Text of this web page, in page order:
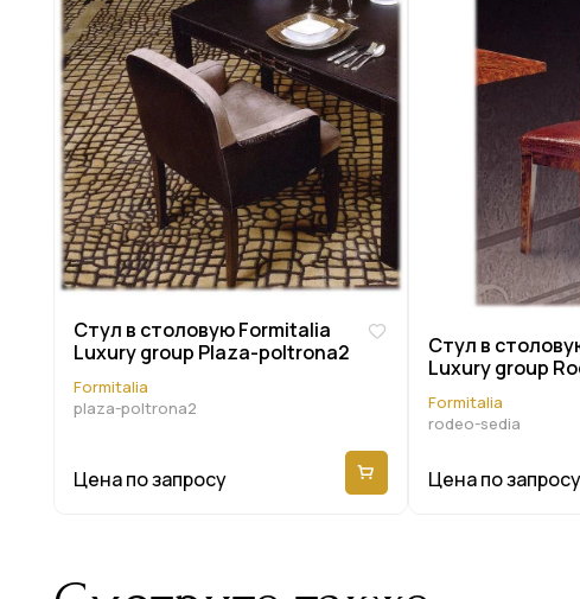
Стул в столовую Formitalia
Luxury group Plaza-poltrona2
Formitalia
plaza-poltrona2
Цена по запросу
Стул в
Luxury group
Formitalia
rodeo-sedia
Цена по запросу